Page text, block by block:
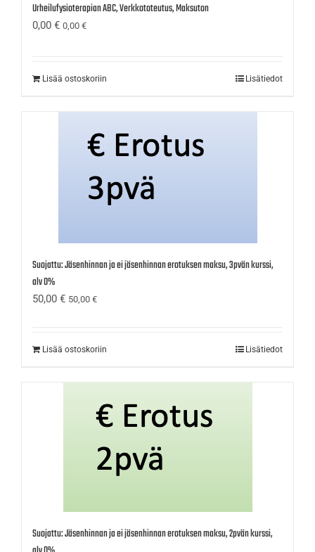
Urheilufysioterapian ABC, Verkkototeutus, Maksuton
0,00 € 0,00 €
Lisää ostoskoriin Lisätiedot
Suojattu: Jäsenhinnan ja ei jäsenhinnan erotuksen maksu, 3pvän kurssi,
alv 0%
50,00 € 50,00 €
Lisää ostoskoriin Lisätiedot
Suojattu: Jäsenhinnan ja ei jäsenhinnan erotuksen maksu, 2pvän kurssi,